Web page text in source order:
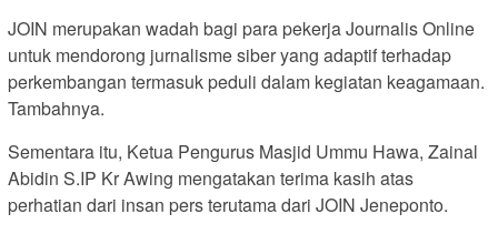
JOIN merupakan wadah bagi para pekerja Journalis Online
untuk mendorong jurnalisme siber yang adaptif terhadap
perkembangan termasuk peduli dalam kegiatan keagamaan.
Tambahnya.
Sementara itu, Ketua Pengurus Masjid Ummu Hawa, Zainal
Abidin S.IP Kr Awing mengatakan terima kasih atas
perhatian dari insan pers terutama dari JOIN Jeneponto.